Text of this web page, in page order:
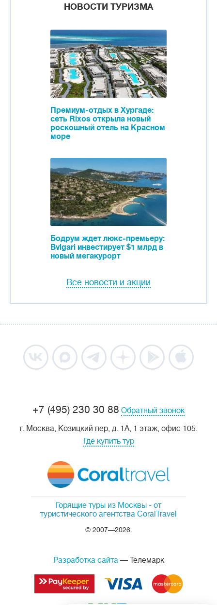
НОВОСТИ ТУРИЗМА
Премиум-отдых в Хургаде:
сеть Rixos открыла новый
роскошный отель на Красном
море
Бодрум ждет люкс-премьеру:
Bvlgari инвестирует $1 млрд в
новый мегакурорт
Все новости и акции
Горящие туры из Москвы - от
туристического агентства CoralTravel
© 2007—2026.
+7 (495) 230 30 88 Обратный звонок
г. Москва, Козицкий пер, д. 1А, 1 этаж, офис 105.
Где купить тур
Разработка сайта— Телемарк